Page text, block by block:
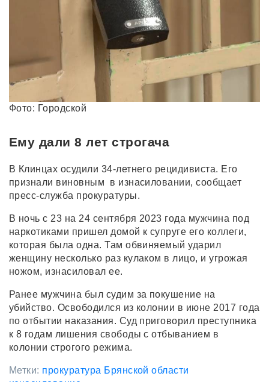
Фото: Городской
Ему дали 8 лет строгача
В Клинцах осудили 34-летнего рецидивиста. Его
признали виновным в изнасиловании, сообщает
пресс-служба прокуратуры.
В ночь с 23 на 24 сентября 2023 года мужчина под
наркотиками пришел домой к супруге его коллеги,
которая была одна. Там обвиняемый ударил
женщину несколько раз кулаком в лицо, и угрожая
ножом, изнасиловал ее.
Ранее мужчина был судим за покушение на
убийство. Освободился из колонии в июне 2017 года
по отбытии наказания. Суд приговорил преступника
к 8 годам лишения свободы с отбыванием в
колонии строгого режима.
Метки: прокуратура Брянской области